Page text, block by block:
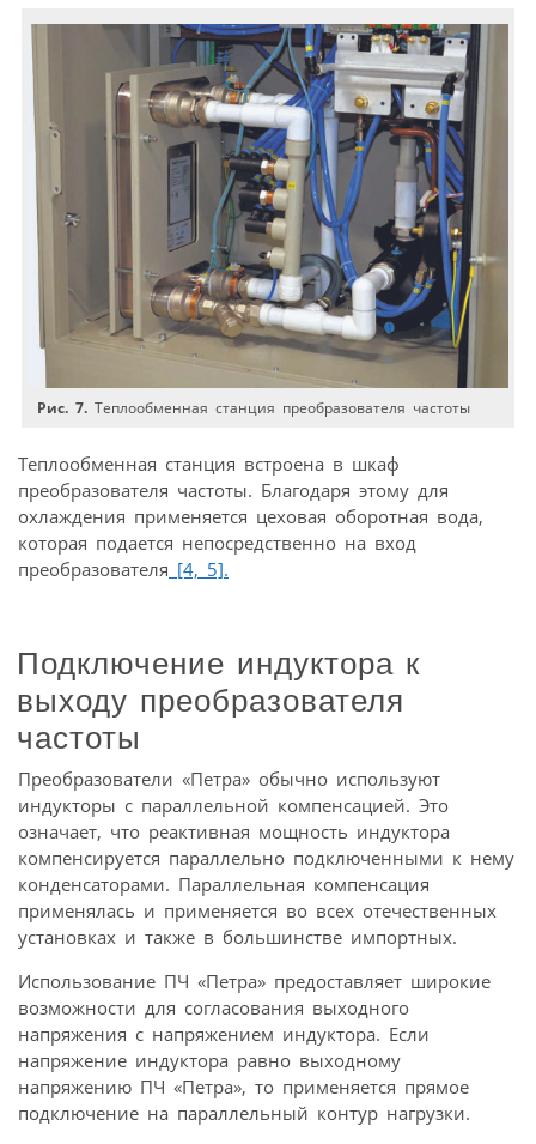
Рис. 7. Теплообменная станция преобразователя частоты
Теплообменная станция встроена в шкаф
преобразователя частоты. Благодаря этому для
охлаждения применяется цеховая оборотная вода,
которая подается непосредственно на вход
преобразователя [4, 5].
Подключение индуктора к
выходу преобразователя
частоты
Преобразователи «Петра» обычно используют
индукторы с параллельной компенсацией. Это
означает, что реактивная мощность индуктора
компенсируется параллельно подключенными к нему
конденсаторами. Параллельная компенсация
применялась и применяется во всех отечественных
установках и также в большинстве импортных.
Использование ПЧ «Петра» предоставляет широкие
возможности для согласования выходного
напряжения с напряжением индуктора. Если
напряжение индуктора равно выходному
напряжению ПЧ «Петра», то применяется прямое
подключение на параллельный контур нагрузки.